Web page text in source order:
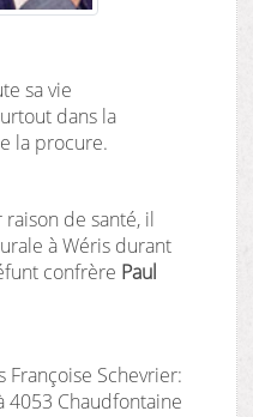
sa vie
dans la
la procure.
de santé, il
à Wéris durant
confrère Paul
Françoise Schevrier:
4053 Chaudfontaine